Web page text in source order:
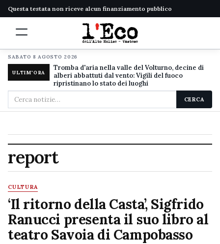
Questa testata non riceve alcun finanziamento pubblico
SABATO 8 AGOSTO 2026
ULTIM'ORA
Tromba d'aria nella valle del Volturno, decine di
alberi abbattuti dal vento: Vigili del fuoco
ripristinano lo stato dei luoghi
Cerca
nel
CERCA
report
CULTURA
‘Il ritorno della Casta’, Sigfrido
Ranucci presenta il suo libro al
teatro Savoia di Campobasso